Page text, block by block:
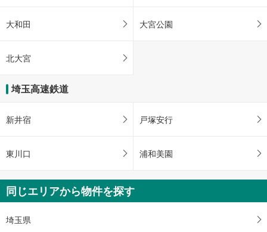
大和田 大宮公園
北大宮
埼玉高速鉄道
新井宿 戸塚安行
東川口 浦和美園
同じエリアから物件を探す
埼玉県